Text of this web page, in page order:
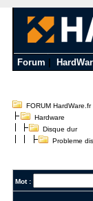
Forum
FORUM HardWare.fr
Hardware
Disque dur
Probleme
Mot :